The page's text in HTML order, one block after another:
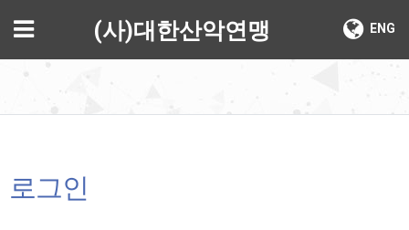
메뉴 ENG
(사)대한산악연맹
로그인